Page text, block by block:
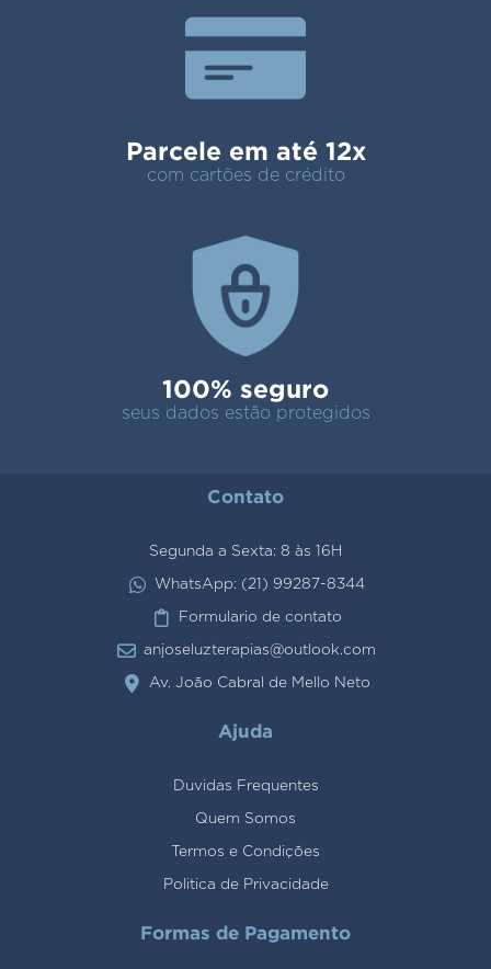
Parcele em até 12x
com cartões de crédito
100% seguro
seus dados estão protegidos
Contato
Segunda a Sexta: 8 às 16H
WhatsApp: (21) 99287-8344
Formulario de contato
anjoseluzterapias@outlook.com
Av. João Cabral de Mello Neto
Ajuda
Duvidas Frequentes
Quem Somos
Termos e Condições
Politica de Privacidade
Formas de Pagamento